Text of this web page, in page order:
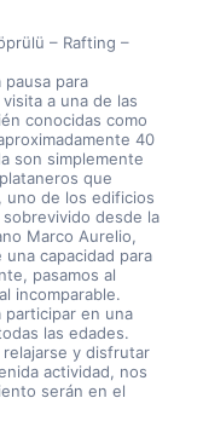
– Rafting –
para
a una de las
conocidas como
40
son simplemente
que
uno de los edificios
desde la
Marco Aurelio,
capacidad para
pasamos al
incomparable.
participar en una
las edades.
y disfrutar
actividad, nos
serán en el